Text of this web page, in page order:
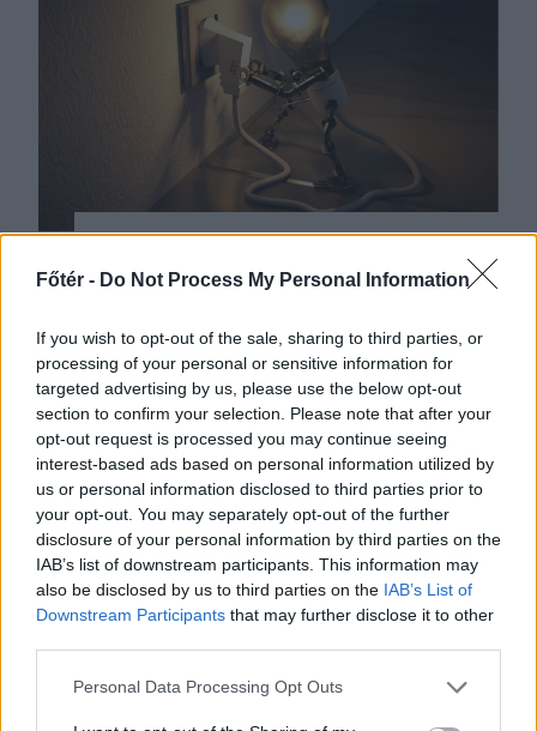
Főtér - Do Not Process My Personal Information
If you wish to opt-out of the sale, sharing to third parties, or
processing of your personal or sensitive information for
targeted advertising by us, please use the below opt-out
section to confirm your selection. Please note that after your
opt-out request is processed you may continue seeing
interest-based ads based on personal information utilized by
us or personal information disclosed to third parties prior to
your opt-out. You may separately opt-out of the further
disclosure of your personal information by third parties on the
IAB’s list of downstream participants. This information may
also be disclosed by us to third parties on the IAB’s List of
Downstream Participants that may further disclose it to other
Personal Data Processing Opt Outs
energiaválság miatt
rendkívüli
intézkedéseket hoztunk
csütörtökön – hírmix
Energiatakarékosságra hívja fel a
lakosságot a kormány. Továbbá:
gondatlanságból elkövetett
emberöléssel vádolnak egy hegyi
vezetőt a Bucsecs-hegységben
történt baleset miatt.